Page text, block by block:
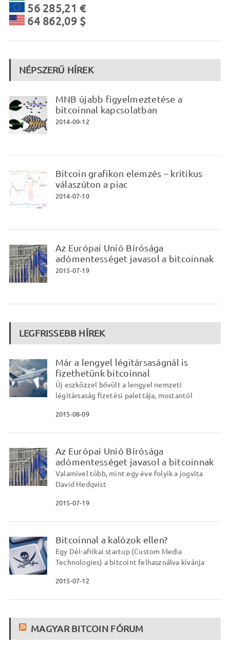
56 285,21 €
64 862,09 $
NÉPSZERŰ HÍREK
MNB újabb figyelmeztetése a
bitcoinnal kapcsolatban
2014-09-12
Bitcoin grafikon elemzés – kritikus
válaszúton a piac
2014-07-10
Az Európai Unió Bírósága
adómentességet javasol a bitcoinnak
2015-07-19
LEGFRISSEBB HÍREK
Már a lengyel légitársaságnál is
fizethetünk bitcoinnal
Új eszközzel bővült a lengyel nemzeti
légitársaság fizetési palettája, mostantól
2015-08-09
Az Európai Unió Bírósága
adómentességet javasol a bitcoinnak
Valamivel több, mint egy éve folyik a jogvita
David Hedqvist
2015-07-19
Bitcoinnal a kalózok ellen?
Egy Dél-afrikai startup (Custom Media
Technologies) a bitcoint felhasználva kívánja
2015-07-12
MAGYAR BITCOIN FÓRUM